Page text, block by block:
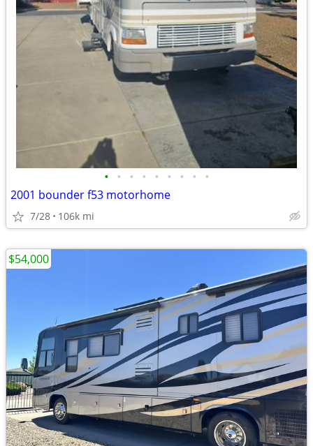
• • • • • • • • •
2001 bounder f53 motorhome
7/28 106k mi
$54,000